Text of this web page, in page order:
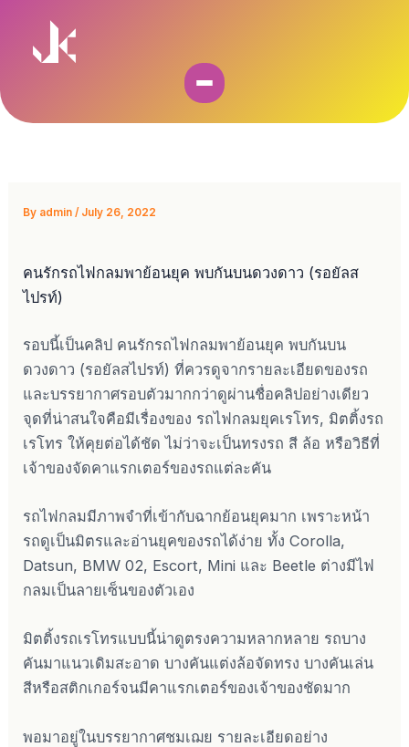
content
By admin/ July 26, 2022
คนรักรถไฟกลมพาย้อนยุค พบกันบนดวงดาว (รอยัลส
ไปรท์)
รอบนี้เป็นคลิป คนรักรถไฟกลมพาย้อนยุค พบกันบน
ดวงดาว (รอยัลสไปรท์) ที่ควรดูจากรายละเอียดของรถ
และบรรยากาศรอบตัวมากกว่าดูผ่านชื่อคลิปอย่างเดียว
จุดที่น่าสนใจคือมีเรื่องของ รถไฟกลมยุคเรโทร, มิตติ้งรถ
เรโทร ให้คุยต่อได้ชัด ไม่ว่าจะเป็นทรงรถ สี ล้อ หรือวิธีที่
เจ้าของจัดคาแรกเตอร์ของรถแต่ละคัน
รถไฟกลมมีภาพจำที่เข้ากับฉากย้อนยุคมาก เพราะหน้า
รถดูเป็นมิตรและอ่านยุคของรถได้ง่าย ทั้ง Corolla,
Datsun, BMW 02, Escort, Mini และ Beetle ต่างมีไฟ
กลมเป็นลายเซ็นของตัวเอง
มิตติ้งรถเรโทรแบบนี้น่าดูตรงความหลากหลาย รถบาง
คันมาแนวเดิมสะอาด บางคันแต่งล้อจัดทรง บางคันเล่น
สีหรือสติกเกอร์จนมีคาแรกเตอร์ของเจ้าของชัดมาก
พอมาอยู่ในบรรยากาศชมเฌย รายละเอียดอย่าง